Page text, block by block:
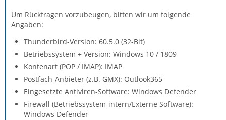
Um Rückfragen vorzubeugen, bitten wir um folgende
Angaben:
Thunderbird-Version: 60.5.0 (32-Bit)
Betriebssystem + Version: Windows 10 / 1809
Kontenart (POP / IMAP): IMAP
Postfach-Anbieter (z.B. GMX): Outlook365
Eingesetzte Antiviren-Software: Windows Defender
Firewall (Betriebssystem-intern/Externe Software):
Windows Defender